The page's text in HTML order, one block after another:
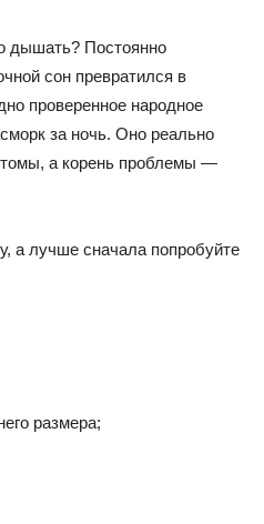
дышать? Постоянно
сон превратился в
проверенное народное
за ночь. Оно реально
а корень проблемы —
а лучше сначала попробуйте
размера;